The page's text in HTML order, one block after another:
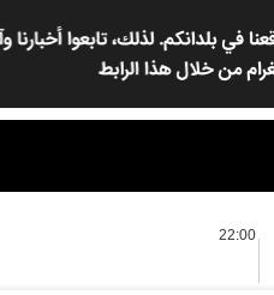
22:00